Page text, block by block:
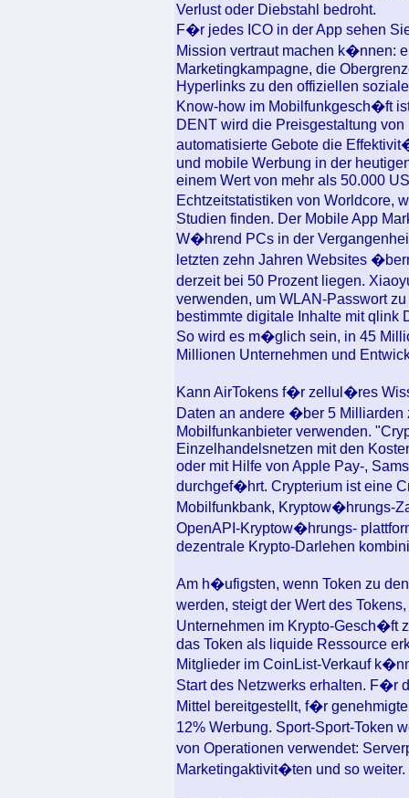
Verlust oder Diebstahl bedroht.
F�r jedes ICO in der App sehen
Mission vertraut machen k�nnen:
Marketingkampagne, die
Hyperlinks zu den offiziellen
Know-how im Mobilfunkgesch�ft
DENT wird die Preisgestaltung
automatisierte Gebote die
und mobile Werbung in der
einem Wert von mehr als 50.000
Echtzeitstatistiken von
Studien finden. Der Mobile App
W�hrend PCs in der
letzten zehn Jahren Websites
derzeit bei 50 Prozent liegen.
verwenden, um WLAN-Passwort
bestimmte digitale Inhalte mit qlink
So wird es m�glich sein, in 45
Millionen Unternehmen und
Kann AirTokens f�r zellul�res
Daten an andere �ber 5
Mobilfunkanbieter verwenden.
Einzelhandelsnetzen mit den
oder mit Hilfe von Apple Pay-,
durchgef�hrt. Crypterium ist eine
Mobilfunkbank, Kryptow�hrungs-
OpenAPI-Kryptow�hrungs-
dezentrale Krypto-Darlehen
Am h�ufigsten, wenn Token zu
werden, steigt der Wert des
Unternehmen im Krypto-Gesch�ft
das Token als liquide Ressource
Mitglieder im CoinList-Verkauf
Start des Netzwerks erhalten. F�r
Mittel bereitgestellt, f�r
12% Werbung. Sport-Sport-Token
von Operationen verwendet:
Marketingaktivit�ten und so weiter.